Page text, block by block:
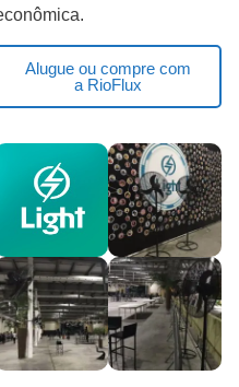
Alugue ou compre com
a RioFlux